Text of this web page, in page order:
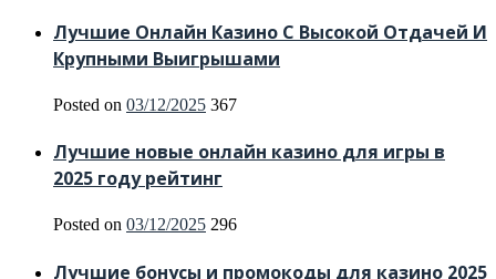
Лучшие Онлайн Казино С Высокой Отдачей И
Крупными Выигрышами
Posted on 03/12/2025 367
Лучшие новые онлайн казино для игры в
2025 году рейтинг
Posted on 03/12/2025 296
Лучшие бонусы и промокоды для казино 2025